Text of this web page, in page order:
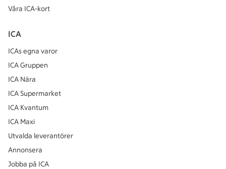
Våra ICA-kort
ICA
ICAs egna varor
ICA Gruppen
ICA Nära
ICA Supermarket
ICA Kvantum
ICA Maxi
Utvalda leverantörer
Annonsera
Jobba på ICA